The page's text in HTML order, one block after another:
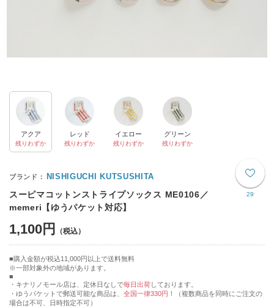
アクア
残りわずか
レッド
残りわずか
イエロー
残りわずか
グリーン
残りわずか
29
NISHIGUCHI KUTSUSHITA
スーピマコットンストライプソックス ME0106／
memeri【ゆうパケット対応】
1,100円
購入金額が税込11,000円以上で送料無料
※一部対象外の地域があります。
・キナリノモール店は、定休日なしで毎日出荷しております。
・ゆうパケットで郵送可能な商品は、 全国一律330円 ！（複数商品を同時にご注文の
場合は不可、日時指定不可）